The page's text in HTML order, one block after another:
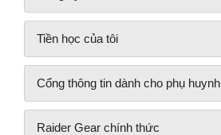
Tiền học của tôi
Cổng thông tin dành cho phụ huynh
Raider Gear chính thức